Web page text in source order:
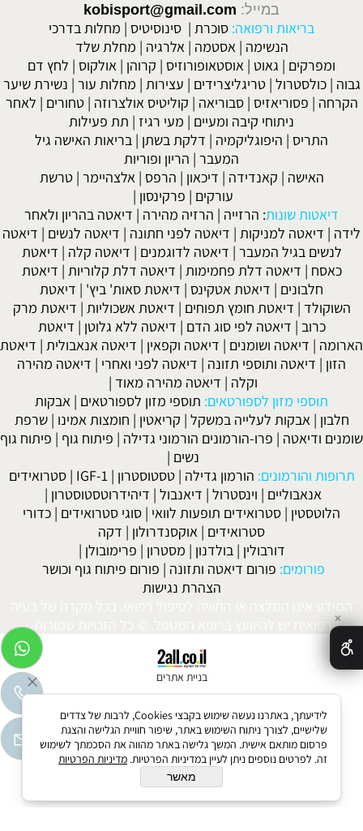
במייל: kobisport@gmail.com
בריאות ורפואה: סוכרת | סינוסיטיס | מחלות בדרכי
הנשימה | אסטמה | אלרגיה | מחלת שלד
ומפרקים | גאוט | אוסטאופורוזיס | קרוהן | אולקוס | לחץ דם
גבוה |כולסטרול |טריגליצרידים | עצירות | מחלות עור | נשירת שיער
הקרחה | פסוריאזיס |סבוריאה | קוליטיס אולצרוזה |טחורים | לאחר
ניתוחי קיבה ומעיים | מעי רגיז | תת פעילות
התריס | היפוגליקמיה | דלקת בשתן | בריאות האישה גיל
המעבר | הריון ופוריות
האישה | קאנדידה | דיכאון | הרפס | אלצהיימר |טרשת
עורקים | פרקינסון |
דיאטות שונות: הרזייה | הרזיה מהירה | דיאטה בהריון ולאחר
לידה | דיאטה למניקות | דיאטה לפני חתונה | דיאטה לנשים | דיאטה
לנשים בגיל המעבר | דיאטה לדוגמנים | דיאטה קלה | דיאטת
כאסח | דיאטה דלת פחמימות | דיאטה דלת קלוריות | דיאטת
חלבונים | דיאטת אטקינס | דיאטת סאות' ביץ' | דיאטת
השוקולד | דיאטת חומץ תפוחים | דיאטת אשכוליות | דיאטת מרק
כרוב | דיאטה לפי סוג הדם | דיאטה ללא גלוטן | דיאטת
הארומה | דיאטה ושומנים | דיאטה וקפאין | דיאטה אנאבולית | דיאטת
הזון | דיאטה ותוספי תזונה | דיאטה לפני ואחרי | דיאטה מהירה
וקלה | דיאטה מהירה מאוד |
תוספי מזון לספורטאים: תוספי מזון לספורטאים | אבקות
חלבון | אבקות לעלייה במשקל | קריאטין | חומצות אמינו |שרפת
שומנים ודיאטה | פרו-הורמונים הורמוני גדילה | פיתוח גוף | פיתוח גוף
נשים |
תרופות והורמונים: הורמון גדילה |טסטוסטרון |
IGF-1
|סטרואידים
אנאבוליים | וינסטרול | דיאנבול | דיהידרוטסטוסטרון |
הלוטסטין | סטרואידים תופעות לוואי | סוגי סטרואידים | כדורי
סטרואידים | אוקסנדרולון | דקה
דורבולין | בולדנון | מסטרון | פרימובולן |
פורומים: פורום דיאטה ותזונה | פורום פיתוח גוף וכושר
הצהרת נגישות
המידע אינו המלצה או התוויה לטיפול רפואי. בכל מקרה של בעיה
רפואית יש להיוועץ ברופא המטפל. © כל הזכויות שמורות.
בניית אתרים
✕
לידיעתך, באתרנו נעשה שימוש בקבצי Cookies, לרבות של צדדים
שלישיים, לצורך ניתוח השימוש באתר, שיפור חוויית הגלישה והצגת
פרסום מותאם אישית. המשך גלישה באתר מהווה את הסכמתך לשימוש
זה. לפרטים נוספים ניתן לעיין במדיניות הפרטיות. מדיניות הפרטיות
מאשר